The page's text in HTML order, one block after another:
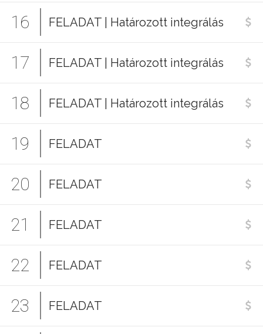
16 FELADAT | Határozott integrálás
17 FELADAT | Határozott integrálás
18 FELADAT | Határozott integrálás
19 FELADAT
20 FELADAT
21 FELADAT
22 FELADAT
23 FELADAT